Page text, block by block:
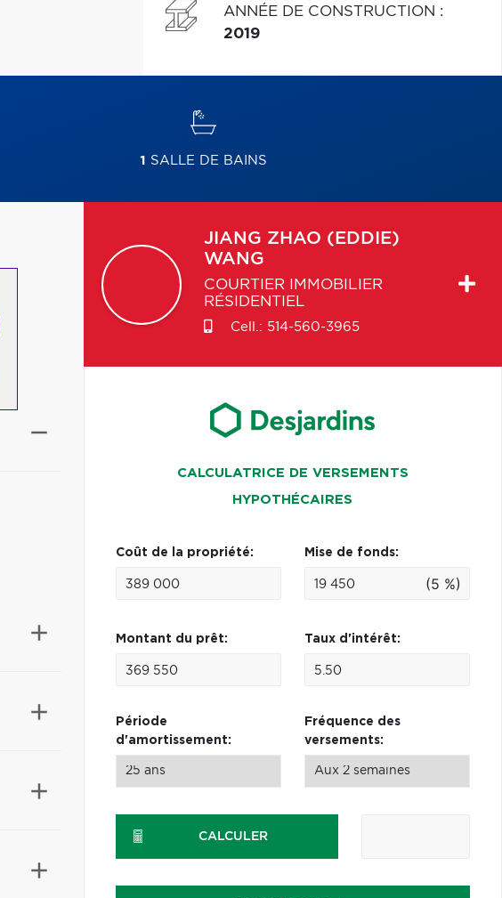
ANNÉE DE CONSTRUCTION :
2019
1 SALLE DE BAINS
JIANG ZHAO (EDDIE)
WANG
COURTIER IMMOBILIER
RÉSIDENTIEL
Cell.: 514-560-3965
CALCULATRICE DE VERSEMENTS
HYPOTHÉCAIRES
Coût de la propriété: Mise de fonds:
(5 %)
Montant du prêt: Taux d'intérêt:
Période
d'amortissement:
Fréquence des
versements:
CALCULER